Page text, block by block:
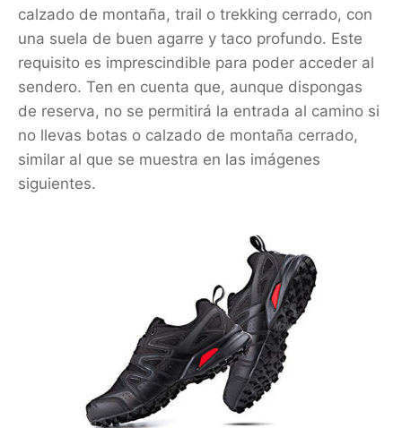
calzado de montaña, trail o trekking cerrado, con
una suela de buen agarre y taco profundo. Este
requisito es imprescindible para poder acceder al
sendero. Ten en cuenta que, aunque dispongas
de reserva, no se permitirá la entrada al camino si
no llevas botas o calzado de montaña cerrado,
similar al que se muestra en las imágenes
siguientes.